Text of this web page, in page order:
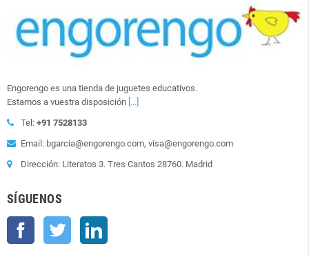
Engorengo es una tienda de juguetes educativos.
Estamos a vuestra disposición [...]
Tel: +91 7528133
Email: bgarcia@engorengo.com, visa@engorengo.com
Dirección: Literatos 3. Tres Cantos 28760. Madrid
SÍGUENOS
Facebook Twitter